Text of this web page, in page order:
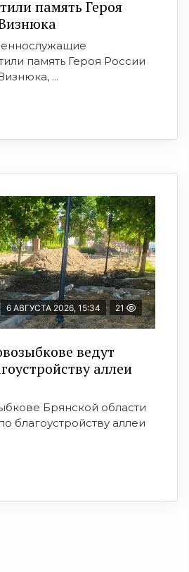
память Героя
память Героя России
...
6 АВГУСТА 2026, 15:34 21
ведут
аллеи
Брянской области
благоустройству аллеи